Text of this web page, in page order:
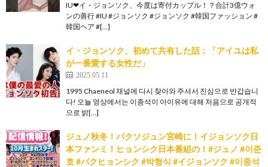
IU❤イ・ジョンソク、今度は寄付カップル！？合計3億ウォ
ンの善行 #IU #ジョンソク #ジョンソク #韓国ファッション #
韓国ヘア #[…]
イ・ジョンソク、初めて共有した話：「アイユは私
が一番愛する女性だ」
2025.05.11
1995 Chaeneol 채널에 다시 찾아와 주셔서 진심으로 반갑습니
다! 오늘 영상에서는 이종석이 아이유에 대해 처음으로 공개적
으로 밝[…]
ジュノ秋冬！パクソジュン宮崎に！イジョンソク日
本ファンミ！ヒョンシク日本番組の！#ジュノ #이준
호 #パクヒョンシク #박형식 #イジョンソク #이종석